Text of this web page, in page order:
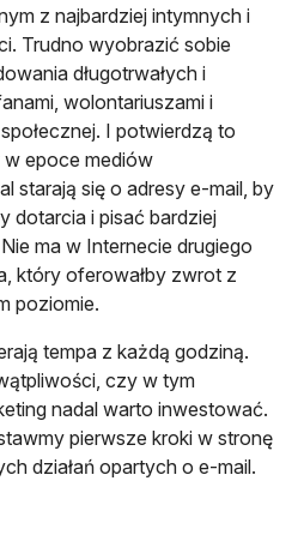
z najbardziej intymnych i
Trudno wyobrazić sobie
długotrwałych i
wolontariuszami i
I potwierdzą to
epoce mediów
starają się o adresy e-mail, by
dotarcia i pisać bardziej
ma w Internecie drugiego
który oferowałby zwrot z
poziomie.
tempa z każdą godziną.
czy w tym
nadal warto inwestować.
pierwsze kroki w stronę
działań opartych o e-mail.